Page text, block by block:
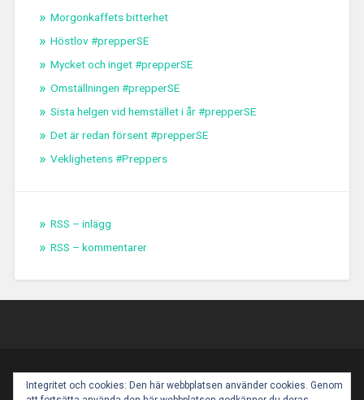
Morgonkaffets bitterhet
Höstlov #prepperSE
Mycket och inget #prepperSE
Omställningen #prepperSE
Sista helgen vid hemstället i år #prepperSE
Det är redan försent #prepperSE
Veklighetens #Preppers
RSS – inlägg
RSS – kommentarer
PROUDLY POWERED BY WORDPRESS |THEME:
BASKERVILLE 2 BYANDERS NOREN.
Integritet och cookies: Den här webbplatsen använder cookies. Genom